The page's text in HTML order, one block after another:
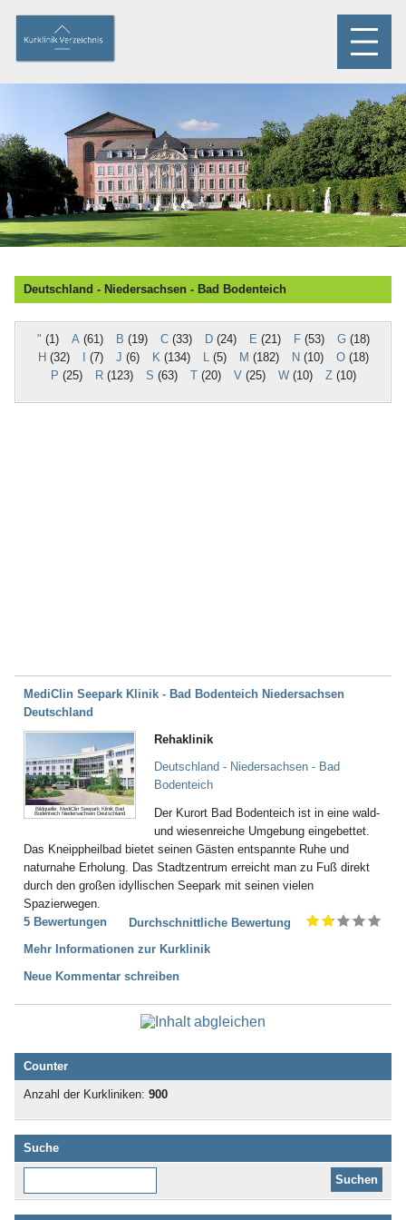
Deutschland - Niedersachsen - Bad Bodenteich
" (1) A(61) B (19) C(33) D(24) E (21) F(53) G(18)
H (32) (7) J (6) K(134) L(5) M (182) N (10) O(18)
P (25) R(123) S (63) T(20) V(25) W(10) Z(10)
MediClin Seepark Klinik - Bad Bodenteich Niedersachsen
Deutschland
Bildquelle: MediClin Seepark Klinik Bad
Bodenteich Niedersachsen Deutschland
Rehaklinik
Deutschland - Niedersachsen - Bad
Bodenteich
Der Kurort Bad Bodenteich ist in eine wald-
und wiesenreiche Umgebung eingebettet.
Das Kneippheilbad bietet seinen Gästen entspannte Ruhe und
naturnahe Erholung. Das Stadtzentrum erreicht man zu Fuß direkt
durch den großen idyllischen Seepark mit seinen vielen
Spazierwegen.
5 Bewertungen
Durchschnittliche Bewertung
Mehr Informationen zur Kurklinik
Neue Kommentar schreiben
Counter
Anzahl der Kurkliniken: 900
Suche